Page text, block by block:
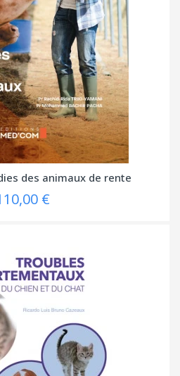
des animaux de rente
€